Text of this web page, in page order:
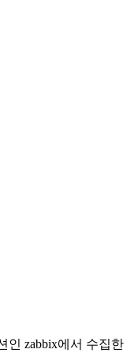
인 zabbix에서 수집한